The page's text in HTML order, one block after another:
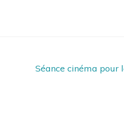
Séance cinéma pour